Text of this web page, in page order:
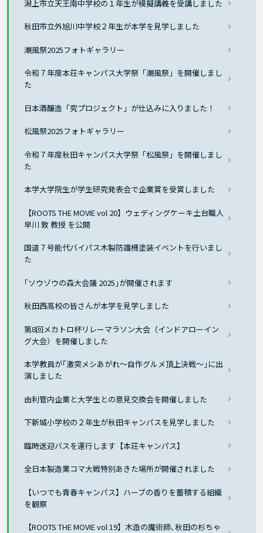
潟上市立天王南中学校の１年生が模擬講義を受講しました
秋田市立外旭川中学校２年生が本学を見学しました
潮風祭2025フォトギャラリー
令和７年度本荘キャンパス大学祭「潮風祭」を開催しまし
た
日本酒醸造「究プロジェクト」が仕込みに入りました！
松風祭2025フォトギャラリー
令和７年度秋田キャンパス大学祭「松風祭」を開催しまし
た
本学大学院生が学生研究発表会で企業賞を受賞しました
【ROOTS THE MOVIE vol 20】ウェディングケーキ土台職人
早川 敦 教授 を公開
国道７号能代バイパス木製防護柵塗装イベントを行いまし
た
｢ソウゾウの森大会議 2025｣が開催されます
秋田西高校の皆さんが本学を見学しました
第8回メカトロ杯リレーマラソン大会（インドアローイン
グ大会）を開催しました
本学教員が｢激突メシあがれ〜自作グルメ頂上決戦〜｣に出
演しました
由利管内企業と大学生との意見交換会を開催しました
下新城小学校の２年生が秋田キャンパスを見学しました
臨時送迎バスを運行します【本荘キャンパス】
全日本製造業コマ大戦特別あきた場所が開催されました
【いつでも青春キャンパス】ハーブの香りを蓄積する組織
を観察
【ROOTS THE MOVIE vol 19】木造の魔術師､秋田の杉ちゃ